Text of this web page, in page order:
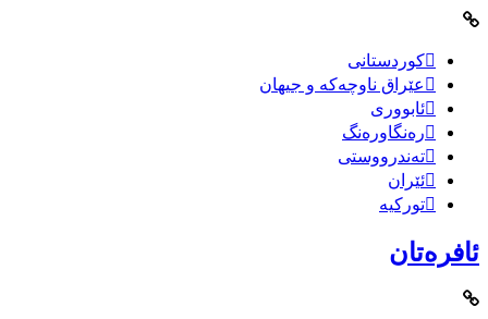
کوردستانی
عێراق ناوچەکە و جیهان
ئابووری
رەنگاورەنگ
تەندرووستی
ئێران
تورکیە
ئافرەتان